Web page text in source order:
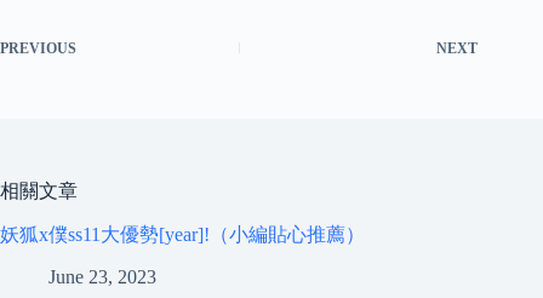
PREVIOUS NEXT
相關文章
妖狐x僕ss11大優勢[year]!（小編貼心推薦）
June 23, 2023